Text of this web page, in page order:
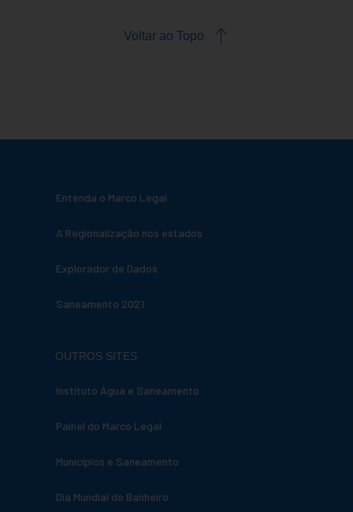
Voltar ao Topo
Entenda o Marco Legal
A Regionalização nos estados
Explorador de Dados
Saneamento 2021
OUTROS SITES
Instituto Água e Saneamento
Painel do Marco Legal
Municípios e Saneamento
Dia Mundial do Banheiro